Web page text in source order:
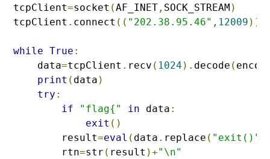
tcpClient=socket (AF_INET , SOCK_STREAM )
tcpClient . connect (( "202.38.95.46" , 12009 ))
while True :
    data
=tcpClient . recv ( 1024 ). decode (
print ( data )
try :
if
"flag{" in data :
exit ()
        result
=eval ( data . replace ( "exit()"
        rtn
=str ( result )+"\n"